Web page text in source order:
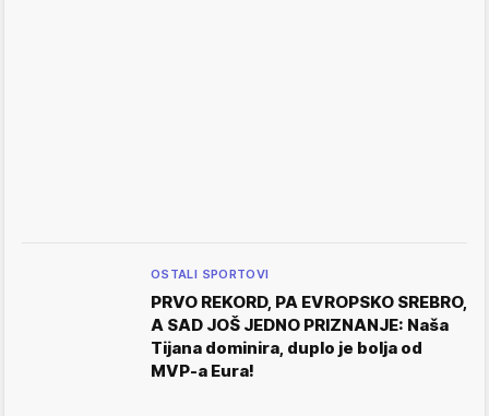
OSTALI SPORTOVI
PRVO REKORD, PA EVROPSKO SREBRO,
A SAD JOŠ JEDNO PRIZNANJE: Naša
Tijana dominira, duplo je bolja od
MVP-a Eura!